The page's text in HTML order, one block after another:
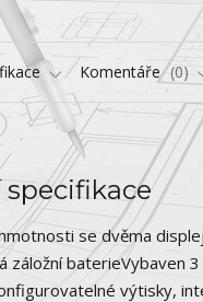
Komentáře 0
se dvěma
záložní baterieVybaven
výtisky,